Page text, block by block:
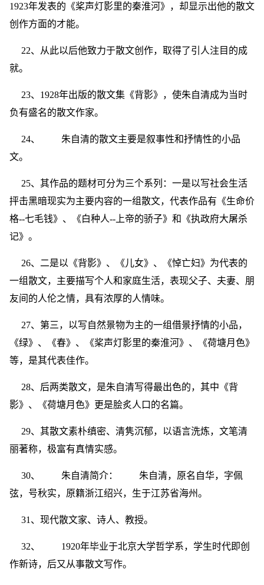
1923年发表的《桨声灯影里的秦淮河》，却显示出他的散文
创作方面的才能。
22、从此以后他致力于散文创作，取得了引人注目的成
就。
23、1928年出版的散文集《背影》，使朱自清成为当时
负有盛名的散文作家。
24、 朱自清的散文主要是叙事性和抒情性的小品
文。
25、其作品的题材可分为三个系列：一是以写社会生活
抨击黑暗现实为主要内容的一组散文，代表作品有《生命价
格--七毛钱》、《白种人--上帝的骄子》和《执政府大屠杀
记》。
26、二是以《背影》、《儿女》、《悼亡妇》为代表的
一组散文，主要描写个人和家庭生活，表现父子、夫妻、朋
友间的人伦之情，具有浓厚的人情味。
27、第三，以写自然景物为主的一组借景抒情的小品，
《绿》、《春》、《桨声灯影里的秦淮河》、《荷塘月色》
等，是其代表佳作。
28、后两类散文，是朱自清写得最出色的，其中《背
影》、《荷塘月色》更是脍炙人口的名篇。
29、其散文素朴缜密、清隽沉郁，以语言洗炼，文笔清
丽著称，极富有真情实感。
30、 朱自清简介： 朱自清，原名自华，字佩
弦，号秋实，原籍浙江绍兴，生于江苏省海州。
31、现代散文家、诗人、教授。
32、 1920年毕业于北京大学哲学系，学生时代即创
作新诗，后又从事散文写作。